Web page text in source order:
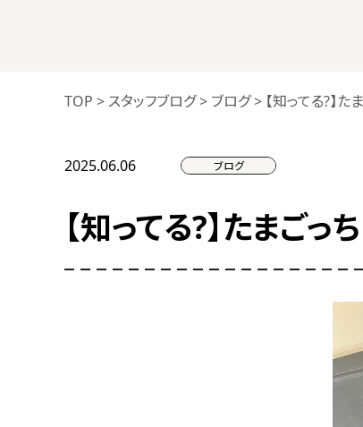
TOP > スタッフブログ> ブログ> 【知ってる?】た
2025.06.06 ブログ
【知ってる?】たまごっち